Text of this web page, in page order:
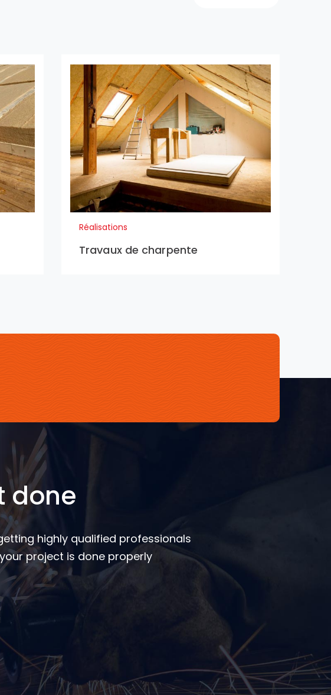
Réalisations
Travaux de charpente
done
highly qualified professionals
project is done properly